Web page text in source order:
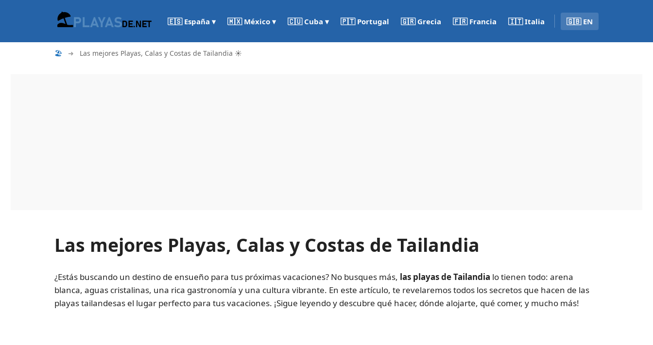
🇪🇸 España ▾ 🇲🇽 México ▾ 🇨🇺 Cuba ▾ 🇵🇹 Portugal 🇬🇷 Grecia 🇫🇷 Francia 🇮🇹 Italia 🇬🇧 EN
🏖 ➜ Las mejores Playas, Calas y Costas de Tailandia ☀️
Las mejores Playas, Calas y Costas de Tailandia
¿Estás buscando un destino de ensueño para tus próximas vacaciones? No busques más, las playas de Tailandia lo tienen todo: arena
blanca, aguas cristalinas, una rica gastronomía y una cultura vibrante. En este artículo, te revelaremos todos los secretos que hacen de las
playas tailandesas el lugar perfecto para tus vacaciones. ¡Sigue leyendo y descubre qué hacer, dónde alojarte, qué comer, y mucho más!